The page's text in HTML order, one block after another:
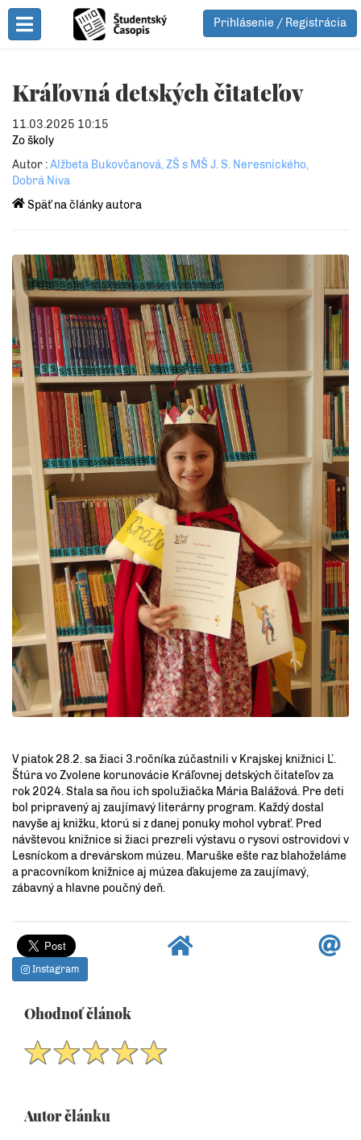
Toggle Menu
Prihlásenie / Registrácia
Kráľovná detských čitateľov
11.03.2025 10:15
Zo školy
Autor :Alžbeta Bukovčanová, ZŠ s MŠ J. S. Neresnického,
Dobrá Niva
Späť na články autora
V piatok 28.2. sa žiaci 3.ročníka zúčastnili v Krajskej knižnici Ľ.
Štúra vo Zvolene korunovácie Kráľovnej detských čitateľov za
rok 2024. Stala sa ňou ich spolužiačka Mária Balážová. Pre deti
bol pripravený aj zaujímavý literárny program. Každý dostal
navyše aj knižku, ktorú si z danej ponuky mohol vybrať. Pred
návštevou knižnice si žiaci prezreli výstavu o rysovi ostrovidovi v
Lesníckom a drevárskom múzeu. Maruške ešte raz blahoželáme
a pracovníkom knižnice aj múzea ďakujeme za zaujímavý,
zábavný a hlavne poučný deň.
Instagram
Ohodnoť článok
Autor článku